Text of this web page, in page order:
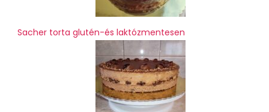
Sacher torta glutén-és laktózmentesen